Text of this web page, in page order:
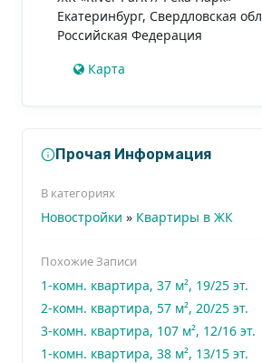
Екатеринбург, Свердловская
Российская Федерация
Карта
Прочая Информация
В категориях
Новостройки » Квартиры в ЖК
Похожие Записи
1-комн. квартира, 37 м², 19/25 эт.
2-комн. квартира, 57 м², 20/25 эт.
3-комн. квартира, 107 м², 12/16 эт.
1-комн. квартира, 38 м², 13/15 эт.